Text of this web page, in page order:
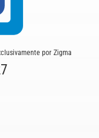
por Zigma